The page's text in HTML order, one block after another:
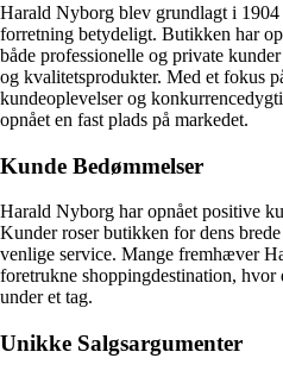
Harald Nyborg blev grundlagt i 1904
forretning betydeligt. Butikken har
både professionelle og private
og kvalitetsprodukter. Med et fokus
kundeoplevelser og
opnået en fast plads på markedet.
Kunde Bedømmelser
Harald Nyborg har opnået positive
Kunder roser butikken for dens
venlige service. Mange fremhæver
foretrukne shoppingdestination,
under et tag.
Unikke Salgsargumenter